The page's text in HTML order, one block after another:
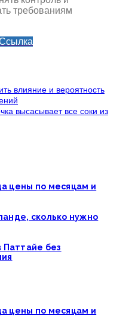
требованиям
влияние и вероятность
высасывает все соки из
цены по месяцам и
сколько нужно
Паттайе без
цены по месяцам и